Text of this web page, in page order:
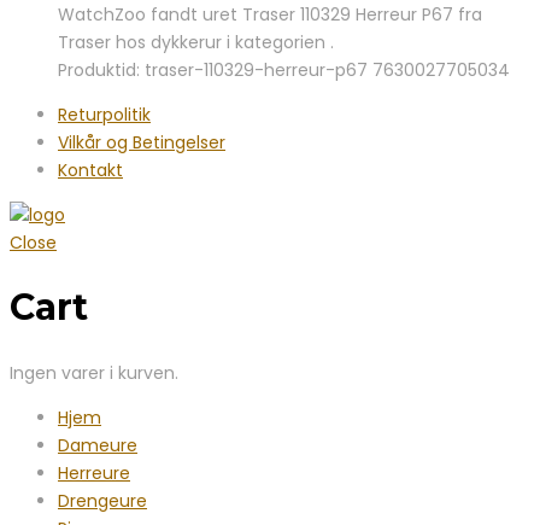
pris
var:
13.999,00 kr..
pris
er:
10.995,00 kr..
WatchZoo fandt uret Traser 110329 Herreur P67 fra
Traser hos dykkerur i kategorien .
Produktid: traser-110329-herreur-p67 7630027705034
Returpolitik
Vilkår og Betingelser
Kontakt
Close
Cart
Ingen varer i kurven.
Hjem
Dameure
Herreure
Drengeure